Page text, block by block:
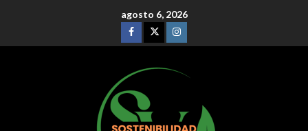
agosto 6, 2026